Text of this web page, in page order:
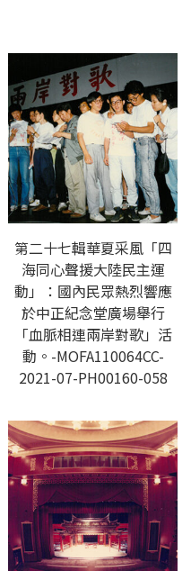
第二十七輯華夏采風「四
海同心聲援大陸民主運
動」：國內民眾熱烈響應
於中正紀念堂廣場舉行
「血脈相連兩岸對歌」活
動。-MOFA110064CC-
2021-07-PH00160-058